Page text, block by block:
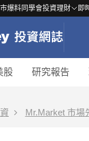
爆料同學會投資理財 即
股 研究報告
Mr.Market 市場